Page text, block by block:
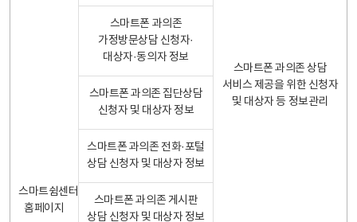
스마트쉼센터
홈페이지
스마트폰 과의존 상담
서비스 제공을 위한 신청자
및 대상자 등 정보관리
스마트폰 과의존
가정방문상담 신청자·
대상자·동의자 정보
스마트폰 과의존 집단상담
신청자 및 대상자 정보
스마트폰 과의존 전화·포털
상담 신청자 및 대상자 정보
스마트폰 과의존 게시판
상담 신청자 및 대상자 정보